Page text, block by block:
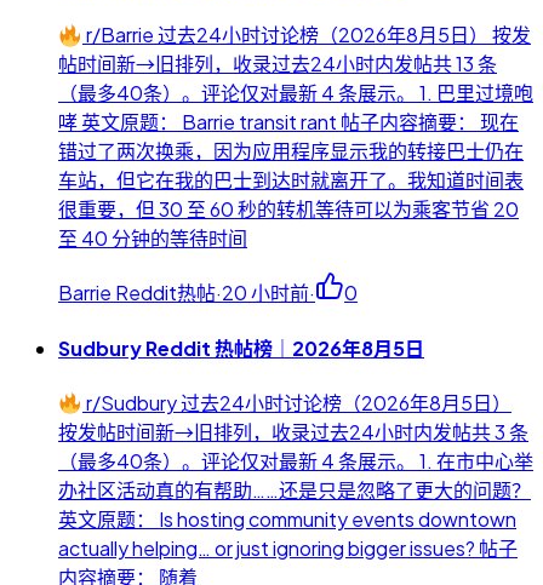
r/Barrie 过去24小时讨论榜（2026年8月5日） 按发
帖时间新→旧排列，收录过去24小时内发帖共 13 条
（最多40条）。评论仅对最新 4 条展示。 1. 巴里过境咆
哮 英文原题： Barrie transit rant 帖子内容摘要： 现在
错过了两次换乘，因为应用程序显示我的转接巴士仍在
车站，但它在我的巴士到达时就离开了。我知道时间表
很重要，但 30 至 60 秒的转机等待可以为乘客节省 20
至 40 分钟的等待时间
Barrie Reddit热帖·20 小时前· 0
Sudbury Reddit 热帖榜｜2026年8月5日
r/Sudbury 过去24小时讨论榜（2026年8月5日）
按发帖时间新→旧排列，收录过去24小时内发帖共 3 条
（最多40条）。评论仅对最新 4 条展示。 1. 在市中心举
办社区活动真的有帮助……还是只是忽略了更大的问题？
英文原题： Is hosting community events downtown
actually helping… or just ignoring bigger issues? 帖子
内容摘要： 随着